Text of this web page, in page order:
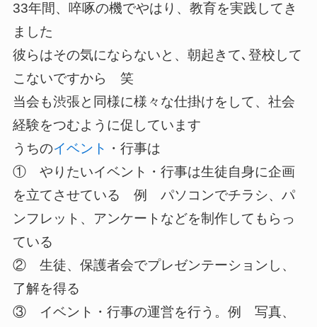
33年間、啐啄の機でやはり、教育を実践してき
ました
彼らはその気にならないと、朝起きて､登校して
こないですから 笑
当会も渋張と同様に様々な仕掛けをして、社会
経験をつむように促しています
うちのイベント ・行事は
① やりたいイベント・行事は生徒自身に企画
を立てさせている 例 パソコンでチラシ、パ
ンフレット、アンケートなどを制作してもらっ
ている
② 生徒、保護者会でプレゼンテーションし、
了解を得る
③ イベント・行事の運営を行う。例 写真、